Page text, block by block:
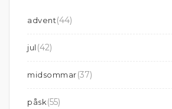
advent(44)
jul (42)
midsommar(37)
påsk(55)